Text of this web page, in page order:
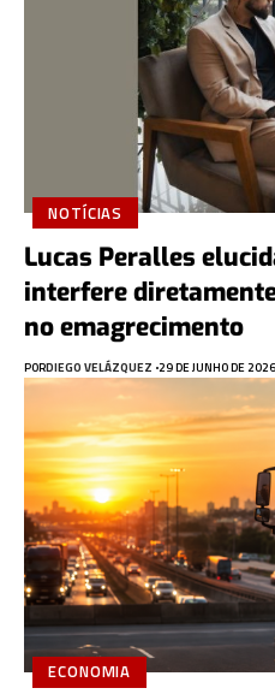
NOTÍCIAS
Lucas Peralles
interfere
no emagrecimento
PORDIEGO VELÁZQUEZ 29 DE JUNHO DE 2026
ECONOMIA